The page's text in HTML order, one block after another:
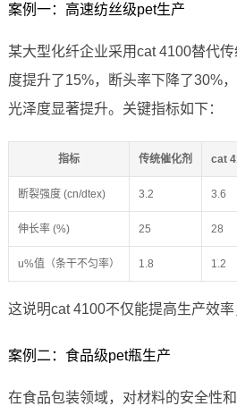
案例一：高速纺丝级pet生产
某大型化纤企业采用cat 4100替代
度提升了15%，断头率下降了30%
光泽度显著提升。关键指标如下：
指标 传统催化剂 cat
断裂强度 (cn/dtex) 3.2 3.6
伸长率 (%) 25 28
u%值（条干不匀率） 1.8 1.2
这说明cat 4100不仅能提高生产效率
案例二：食品级pet瓶生产
在食品包装领域，对材料的安全性